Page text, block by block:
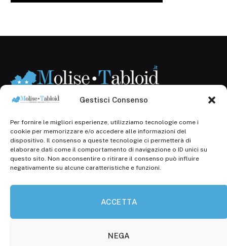
Gestisci Consenso
Per fornire le migliori esperienze, utilizziamo tecnologie come i
cookie per memorizzare e/o accedere alle informazioni del
dispositivo. Il consenso a queste tecnologie ci permetterà di
elaborare dati come il comportamento di navigazione o ID unici su
questo sito. Non acconsentire o ritirare il consenso può influire
negativamente su alcune caratteristiche e funzioni.
ACCETTA
NEGA
Registr. presso il Tribunale di Campobasso: 3/2013 del
14.11.2013, Cron. 1254
Roc: iscrizione n° 25549 (Prot. 1138/com/15 del
30.04.2015)
P.Iva: 01707150700